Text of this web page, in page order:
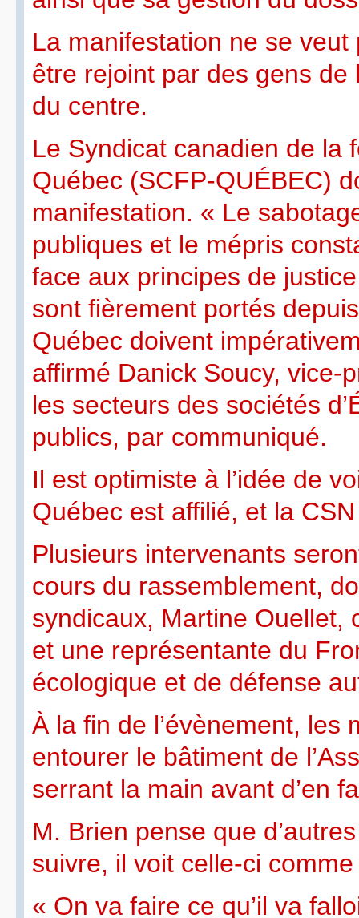
La manifestation ne se
être rejoint par des gens
du centre.
Le Syndicat canadien de la
Québec (SCFP-QUÉBEC)
manifestation. « Le
publiques et le mépris
face aux principes de
sont fièrement portés
Québec doivent
affirmé Danick Soucy, vice-
les secteurs des sociétés
publics, par communiqué.
Il est optimiste à l’idée de
Québec est affilié, et la
Plusieurs intervenants
cours du rassemblement,
syndicaux, Martine Ouellet,
et une représentante du
écologique et de défense
À la fin de l’évènement, les
entourer le bâtiment de
serrant la main avant d’en
M. Brien pense que
suivre, il voit celle-ci
« On va faire ce qu’il va